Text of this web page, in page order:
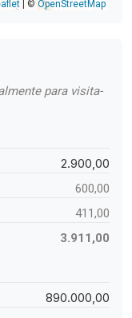
©OpenStreetMap
para visita-
2.900,00
600,00
411,00
3.911,00
890.000,00